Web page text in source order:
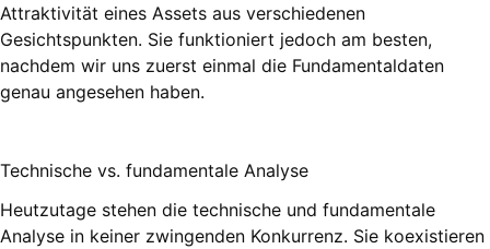
Attraktivität eines Assets aus verschiedenen
Gesichtspunkten. Sie funktioniert jedoch am besten,
nachdem wir uns zuerst einmal die Fundamentaldaten
genau angesehen haben.
Technische vs. fundamentale Analyse
Heutzutage stehen die technische und fundamentale
Analyse in keiner zwingenden Konkurrenz. Sie koexistieren